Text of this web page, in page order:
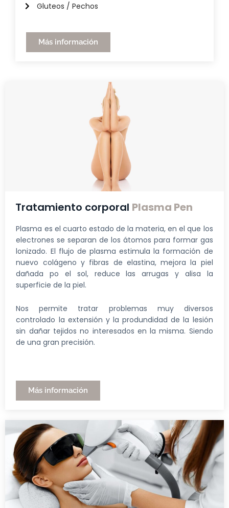
Gluteos / Pechos
Más información
Tratamiento corporal Plasma Pen
Plasma es el cuarto estado de la materia, en el que los
electrones se separan de los átomos para formar gas
lonizado. El flujo de plasma estimula la formación de
nuevo colágeno y fibras de elastina, mejora la piel
dañada po el sol, reduce las arrugas y alisa la
superficie de la piel.
Nos permite tratar problemas muy diversos
controlado la extensión y la produndidad de la lesión
sin dañar tejidos no interesados en la misma. Siendo
de una gran precisión.
Más información